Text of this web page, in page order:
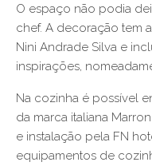
O espaço não podia
chef. A decoração tem
Nini Andrade Silva e
inspirações,
Na cozinha é possível
da marca italiana
e instalação pela FN
equipamentos de